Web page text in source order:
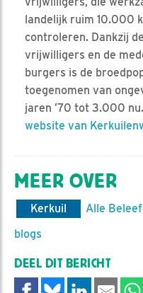
landelijk ruim 10.000
controleren. Dankzij
vrijwilligers en de
burgers is de
toegenomen van
jaren ’70 tot 3.000
website van
MEER OVER
Kerkuil
Alle
blogs
DEEL DIT BERICHT